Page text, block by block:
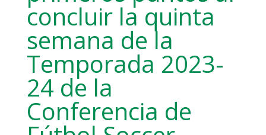
concluir la quinta
semana de la
Temporada 2023-
24 de la
Conferencia de